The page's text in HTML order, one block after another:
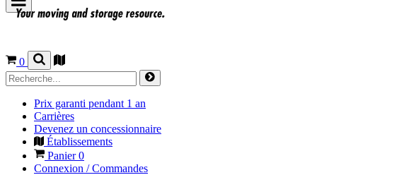
0
Prix garanti pendant 1 an
Carrières
Devenez un concessionnaire
Établissements
Panier0
Connexion / Commandes